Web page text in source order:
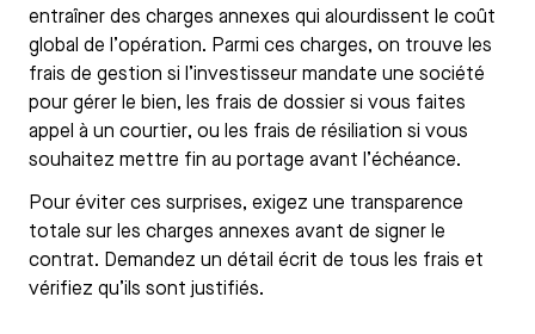
entraîner des charges annexes qui alourdissent le coût
global de l’opération. Parmi ces charges, on trouve les
frais de gestion si l’investisseur mandate une société
pour gérer le bien, les frais de dossier si vous faites
appel à un courtier, ou les frais de résiliation si vous
souhaitez mettre fin au portage avant l’échéance.
Pour éviter ces surprises, exigez une transparence
totale sur les charges annexes avant de signer le
contrat. Demandez un détail écrit de tous les frais et
vérifiez qu’ils sont justifiés.